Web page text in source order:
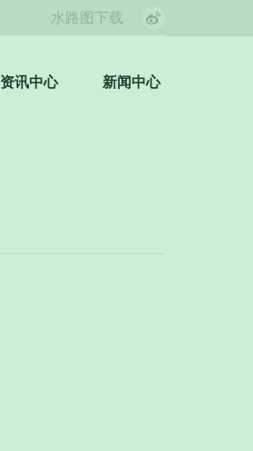
水路图下载
Weibo
opens
资讯中心 新闻中心